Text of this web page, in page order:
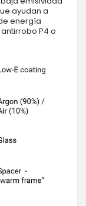
ayudan a
energía
P4 o